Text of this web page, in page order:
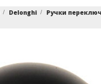
Delonghi Ручки